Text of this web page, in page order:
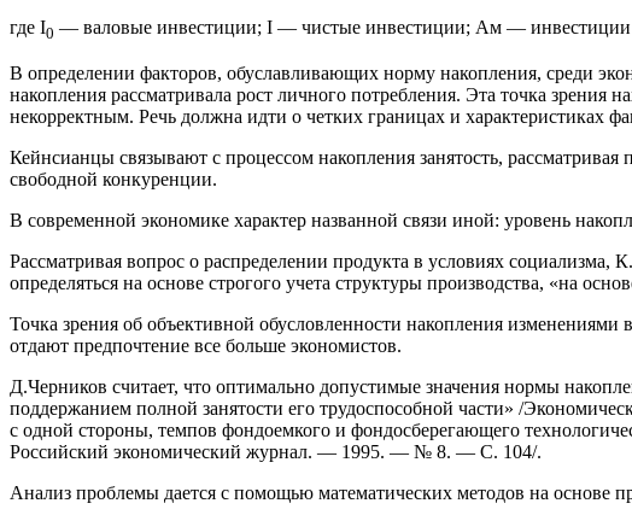
где I0 — валовые инвестиции; I — чистые инвестиции; Ам — инвестиции
В определении факторов, обуславливающих норму накопления, среди
накопления рассматривала рост личного потребления. Эта точка
некорректным. Речь должна идти о четких границах и характеристиках
Кейнcианцы связывают с процессом накопления занятость,
свободной конкуренции.
В современной экономике характер названной связи иной: уровень
Рассматривая вопрос о распределении продукта в условиях
определяться на основе строгого учета структуры производства, «на
Точка зрения об объективной обусловленности накопления изменениями
отдают предпочтение все больше экономистов.
Д.Черников считает, что оптимально допустимые значения нормы
поддержанием полной занятости его трудоспособной части» /
с одной стороны, темпов фондоемкого и фондосберегающего
Российский экономический журнал. — 1995. — № 8. — С. 104/.
Анализ проблемы дается с помощью математических методов на основе